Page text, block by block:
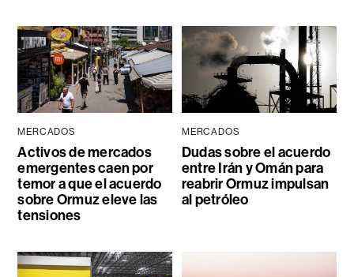
MERCADOS
Activos de mercados
emergentes caen por
temor a que el acuerdo
sobre Ormuz eleve las
tensiones
MERCADOS
Dudas sobre el acuerdo
entre Irán y Omán para
reabrir Ormuz impulsan
al petróleo